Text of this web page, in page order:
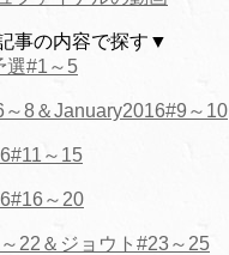
事の内容で探す▼
選#1～5
8＆January2016#9～10
～15
～20
22＆ジョウト#23～25